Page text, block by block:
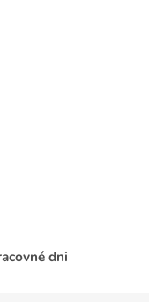
dni